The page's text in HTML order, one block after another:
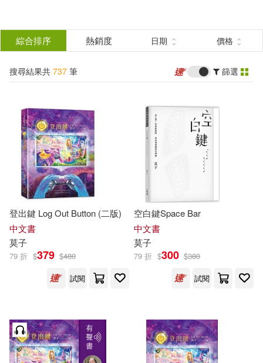
結
分類 (單選)
所有商品(737) 圖書(157)
影音(39) 雜誌(3)
美妝(1) 服飾(1)
家居生活(7) 設計文具(2)
休閒生活(2) 婦幼生活(10)
餐廚生活(4) 鞋包配件(13)
電子書(493)
作者 (可複選)
莫辰(25) 三好輝(17)
竹內良輔(16) 柯南‧道爾(14)
詹冰(10) 友麻碧(9)
出版社 (可複選)
綜合排序 熱銷度 日期 價格
搜尋結果共 737 筆 篩選
登出鍵 Log Out Button (二版)
中文書
莫子
79 折 $379 $480
試閱
空白鍵Space Bar
中文書
莫子
79 折 $300 $380
試閱